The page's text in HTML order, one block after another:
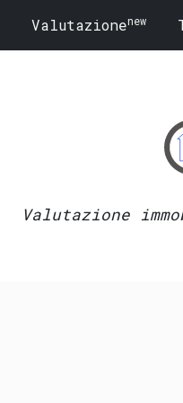
Valutazionenew
Valutazione